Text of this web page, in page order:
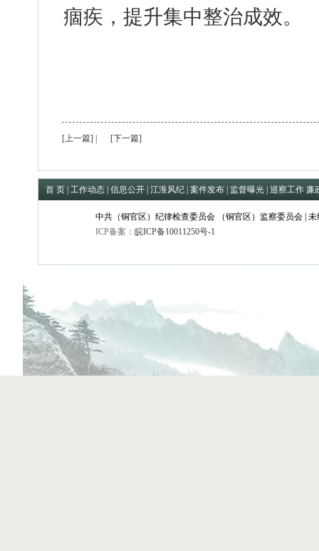
痼疾，提升集中整治成效。
[上一篇] [下一篇]
首 页 工作动态 信息公开 江淮风纪 案件发布 监督曝光 巡察工作 廉
中共（铜官区）纪律检查委员会 （铜官区）监察委员会 |
ICP备案： 皖ICP备10011250号-1